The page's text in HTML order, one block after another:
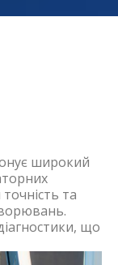
широкий
та
що